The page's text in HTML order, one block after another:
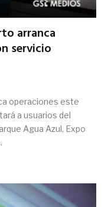
arranca
servicio
operaciones este
a usuarios del
Agua Azul, Expo